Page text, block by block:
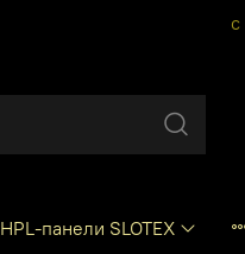
HPL-панели SLOTEX